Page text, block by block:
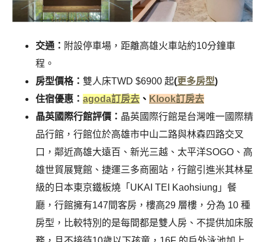
交通： 附設停車場，距離高雄火車站約10分鐘車
程。
房型價格： 雙人床TWD $6900 起(更多房型)
住宿優惠： agoda訂房去 、 Klook訂房去
晶英國際行館評價： 晶英國際行館是台灣唯一國際精
品行館，行館位於高雄市中山二路與林森四路交叉
口，鄰近高雄大遠百、新光三越、太平洋SOGO、高
雄世貿展覽館、捷運三多商圈站，行館引進米其林星
級的日本東京鐵板燒「UKAI TEI Kaohsiung」餐
廳，行館擁有147間客房，樓高29 層樓，分為 10 種
房型，比較特別的是每間都是雙人房、不提供加床服